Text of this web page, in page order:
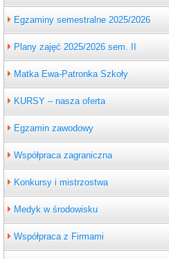
Egzaminy semestralne 2025/2026
Plany zajęć 2025/2026 sem. II
Matka Ewa-Patronka Szkoły
KURSY – nasza oferta
Egzamin zawodowy
Współpraca zagraniczna
Konkursy i mistrzostwa
Medyk w środowisku
Współpraca z Firmami